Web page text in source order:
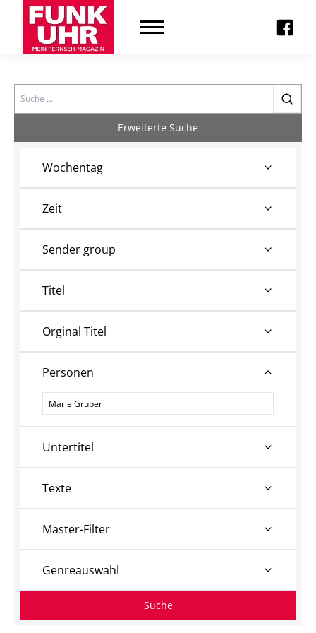
Search
Erweiterte Suche
Wochentag
Zeit
Sender group
Titel
Orginal Titel
Personen
Personen
Untertitel
Texte
Master-Filter
Genreauswahl
Suche